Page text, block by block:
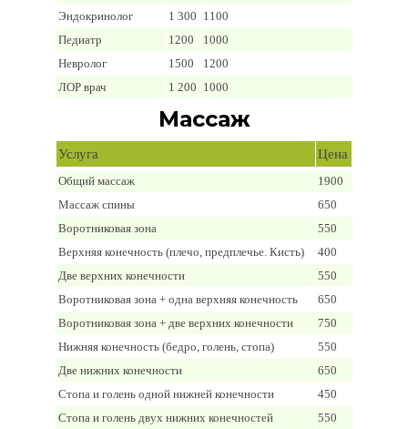
Эндокринолог 1 300 1100
Педиатр
1200
1000
Невролог
1500
1200
ЛОР врач
1 200 1000
Массаж
Услуга Цена
Общий массаж
1900
Массаж спины
650
Воротниковая зона
550
Верхняя конечность (плечо, предплечье. Кисть)
400
Две верхних конечности
550
Воротниковая зона + одна верхняя конечность
650
Воротниковая зона + две верхних конечности
750
Нижняя конечность (бедро, голень, стопа)
550
Две нижних конечности
650
Стопа и голень одной нижней конечности
450
Стопа и голень двух нижних конечностей
550